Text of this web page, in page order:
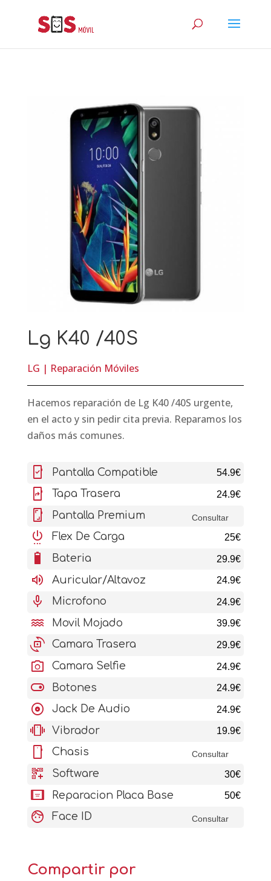
Lg K40 /40S
LG | Reparación Móviles
Hacemos reparación de Lg K40 /40S urgente,
en el acto y sin pedir cita previa. Reparamos los
daños más comunes.
mobile_friendly Pantalla Compatible 54.9€
mobile_screen_share Tapa Trasera 24.9€
screenshot Pantalla Premium Consultar
settings_power Flex De Carga 25€
battery_6_bar Bateria 29.9€
volume_up Auricular/Altavoz 24.9€
mic Microfono 24.9€
water Movil Mojado 39.9€
cameraswitch Camara Trasera 29.9€
photo_camera Camara Selfie 24.9€
toggle_on Botones 24.9€
album Jack De Audio 24.9€
vibration Vibrador 19.9€
stay_current_portrait Chasis Consultar
qr_code_2_add Software 30€
aod_tablet Reparacion Placa Base 50€
face Face ID Consultar
Compartir por